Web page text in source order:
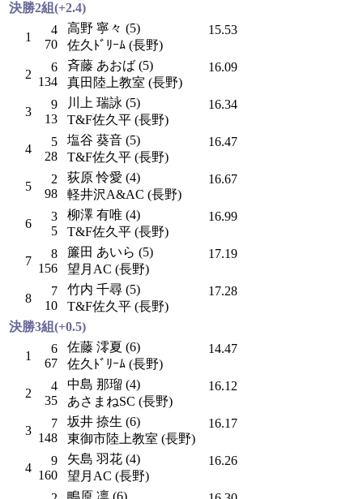
決勝2組(+2.4)
1
4
70
高野 寧々 (5)
佐久ﾄﾞﾘｰﾑ (長野)
15.53
2
6
134
斉藤 あおば (5)
真田陸上教室 (長野)
16.09
3
9
13
川上 瑞詠 (5)
T&F佐久平 (長野)
16.34
4
5
28
塩谷 葵音 (5)
T&F佐久平 (長野)
16.47
5
2
98
荻原 怜愛 (4)
軽井沢A&AC (長野)
16.67
6
3
5
柳澤 有唯 (4)
T&F佐久平 (長野)
16.99
7
8
156
簾田 あいら (5)
望月AC (長野)
17.19
8
7
10
竹内 千尋 (5)
T&F佐久平 (長野)
17.28
決勝3組(+0.5)
1
6
67
佐藤 澪夏 (6)
佐久ﾄﾞﾘｰﾑ (長野)
14.47
2
4
35
中島 那瑠 (4)
あさまねSC (長野)
16.12
3
7
148
坂井 捺生 (6)
東御市陸上教室 (長野)
16.17
4
9
160
矢島 羽花 (4)
望月AC (長野)
16.26
鴫原 凛 (6)